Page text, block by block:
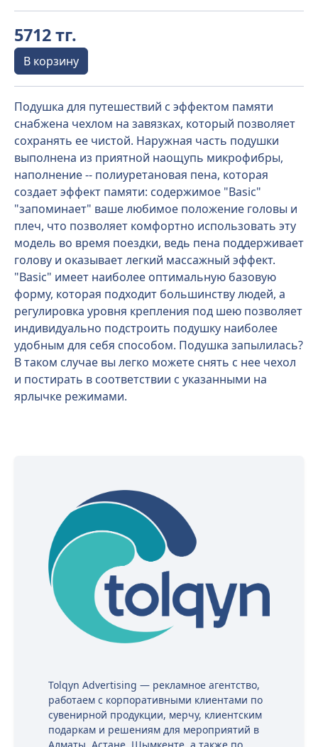
5712 тг.
В корзину
Подушка для путешествий с эффектом памяти
снабжена чехлом на завязках, который позволяет
сохранять ее чистой. Наружная часть подушки
выполнена из приятной наощупь микрофибры,
наполнение -- полиуретановая пена, которая
создает эффект памяти: содержимое "Basic"
"запоминает" ваше любимое положение головы и
плеч, что позволяет комфортно использовать эту
модель во время поездки, ведь пена поддерживает
голову и оказывает легкий массажный эффект.
"Basic" имеет наиболее оптимальную базовую
форму, которая подходит большинству людей, а
регулировка уровня крепления под шею позволяет
индивидуально подстроить подушку наиболее
удобным для себя способом. Подушка запылилась?
В таком случае вы легко можете снять с нее чехол
и постирать в соответствии с указанными на
ярлычке режимами.
Tolqyn Advertising — рекламное агентство,
работаем с корпоративными клиентами по
сувенирной продукции, мерчу, клиентским
подаркам и решениям для мероприятий в